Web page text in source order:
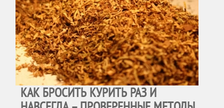
КАК БРОСИТЬ КУРИТЬ РАЗ И